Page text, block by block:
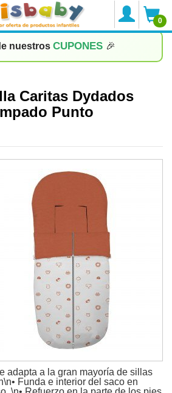
0
nuestros CUPONES 🎉
Caritas Dydados
Punto
adapta a la gran mayoría de sillas
Funda e interior del saco en